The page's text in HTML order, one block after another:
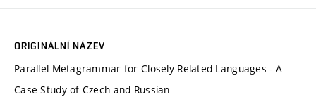
ORIGINÁLNÍ NÁZEV
Parallel Metagrammar for Closely Related Languages - A
Case Study of Czech and Russian